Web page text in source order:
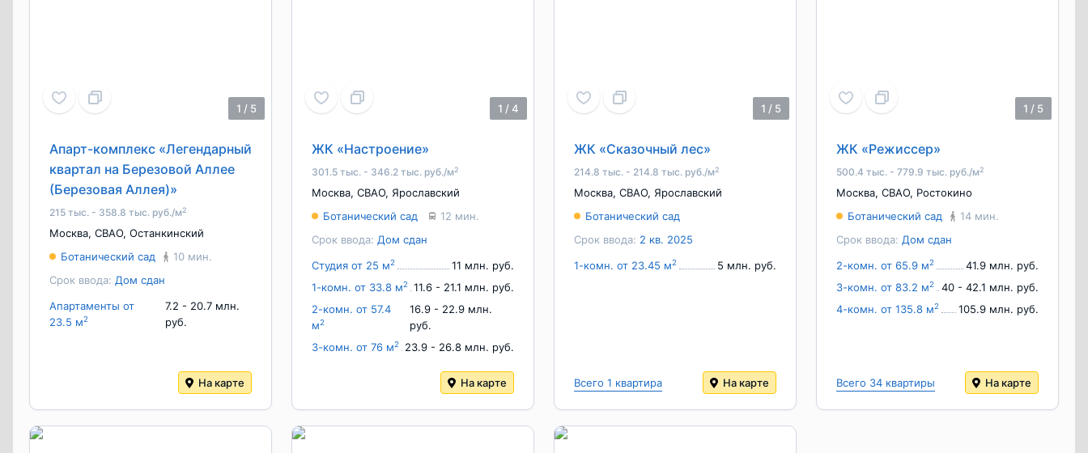
1 / 5
Апарт-комплекс «Легендарный
квартал на Березовой Аллее
(Березовая Аллея)»
215 тыс. - 358.8 тыс. руб./м2
Москва, СВАО, Останкинский
Срок ввода: Дом сдан
Ботанический сад 10 мин.
Апартаменты от
23.5 м2
7.2 - 20.7 млн.
руб.
На карте
1 /4
ЖК «Настроение»
301.5 тыс. - 346.2 тыс. руб./м2
Москва, СВАО, Ярославский
Срок ввода: Дом сдан
Ботанический сад 12 мин.
Студия от 25 м2
11 млн. руб.
1-комн. от 33.8 м2
11.6 - 21.1 млн. руб.
2-комн. от 57.4
м2
16.9 - 22.9 млн.
руб.
3-комн. от 76 м2 23.9 - 26.8 млн. руб.
На карте
1 / 5
ЖК «Сказочный лес»
214.8 тыс. - 214.8 тыс. руб./м2
Москва, СВАО, Ярославский
Срок ввода: 2 кв. 2025
Ботанический сад
1-комн. от 23.45 м2 5 млн. руб.
Всего 1 квартира На карте
1 / 5
ЖК «Режиссер»
500.4 тыс. - 779.9 тыс. руб./м2
Москва, СВАО, Ростокино
Срок ввода: Дом сдан
Ботанический сад 14 мин.
2-комн. от 65.9 м2
41.9 млн. руб.
3-комн. от 83.2 м2
40 - 42.1 млн. руб.
4-комн. от 135.8 м2 105.9 млн. руб.
Всего 34 квартиры На карте